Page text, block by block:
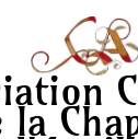
la